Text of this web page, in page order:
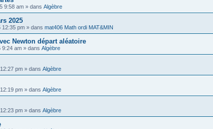
9:58 am » dans Algèbre
2025
12:35 pm » dans mat406 Math ordi MAT&MIN
Newton départ aléatoire
9:24 am » dans Algèbre
pm » dans Algèbre
pm » dans Algèbre
pm » dans Algèbre